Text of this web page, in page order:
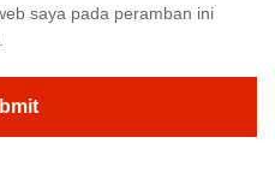
saya pada peramban ini